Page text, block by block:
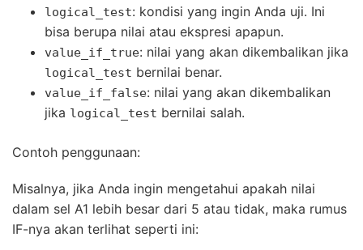
logical_test: kondisi yang ingin Anda uji. Ini
bisa berupa nilai atau ekspresi apapun.
value_if_true: nilai yang akan dikembalikan jika
logical_test bernilai benar.
value_if_false: nilai yang akan dikembalikan
jika logical_test bernilai salah.
Contoh penggunaan:
Misalnya, jika Anda ingin mengetahui apakah nilai
dalam sel A1 lebih besar dari 5 atau tidak, maka rumus
IF-nya akan terlihat seperti ini: